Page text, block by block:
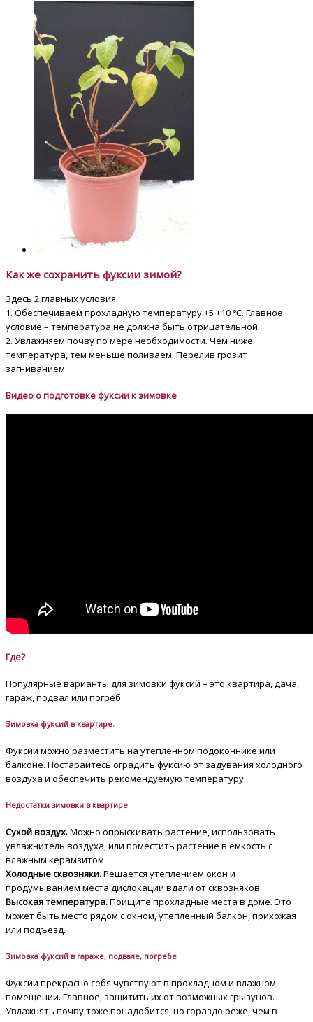
Как же сохранить фуксии зимой?
Здесь 2 главных условия.
1. Обеспечиваем прохладную температуру +5 +10 ℃. Главное
условие – температура не должна быть отрицательной.
2. Увлажняем почву по мере необходимости. Чем ниже
температура, тем меньше поливаем. Перелив грозит
загниванием.
Видео о подготовке фуксии к зимовке
Где?
Популярные варианты для зимовки фуксий – это квартира, дача,
гараж, подвал или погреб.
Зимовка фуксий в квартире.
Фуксии можно разместить на утепленном подоконнике или
балконе. Постарайтесь оградить фуксию от задувания холодного
воздуха и обеспечить рекомендуемую температуру.
Недостатки зимовки в квартире
Сухой воздух.Можно опрыскивать растение, использовать
увлажнитель воздуха, или поместить растение в емкость с
влажным керамзитом.
Холодные сквозняки.Решается утеплением окон и
продумыванием места дислокации вдали от сквозняков.
Высокая температура.Поищите прохладные места в доме. Это
может быть место рядом с окном, утепленный балкон, прихожая
или подъезд.
Зимовка фуксий в гараже, подвале, погребе
Фуксии прекрасно себя чувствуют в прохладном и влажном
помещении. Главное, защитить их от возможных грызунов.
Увлажнять почву тоже понадобится, но гораздо реже, чем в